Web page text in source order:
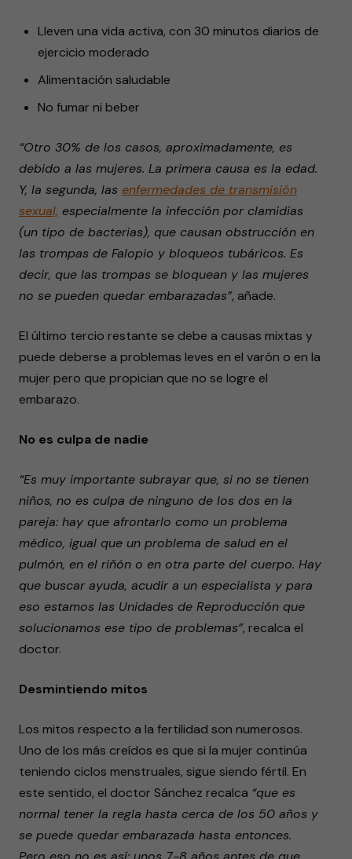
Lleven una vida activa, con 30 minutos diarios de
ejercicio moderado
Alimentación saludable
No fumar ni beber
“Otro 30% de los casos, aproximadamente, es
debido a las mujeres. La primera causa es la edad.
Y, la segunda, las enfermedades de transmisión
sexual, especialmente la infección por clamidias
(un tipo de bacterias), que causan obstrucción en
las trompas de Falopio y bloqueos tubáricos. Es
decir, que las trompas se bloquean y las mujeres
no se pueden quedar embarazadas”, añade.
El último tercio restante se debe a causas mixtas y
puede deberse a problemas leves en el varón o en la
mujer pero que propician que no se logre el
embarazo.
No es culpa de nadie
“Es muy importante subrayar que, si no se tienen
niños, no es culpa de ninguno de los dos en la
pareja: hay que afrontarlo como un problema
médico, igual que un problema de salud en el
pulmón, en el riñón o en otra parte del cuerpo. Hay
que buscar ayuda, acudir a un especialista y para
eso estamos las Unidades de Reproducción que
solucionamos ese tipo de problemas”, recalca el
doctor.
Desmintiendo mitos
Los mitos respecto a la fertilidad son numerosos.
Uno de los más creídos es que si la mujer continúa
teniendo ciclos menstruales, sigue siendo fértil. En
este sentido, el doctor Sánchez recalca “que es
normal tener la regla hasta cerca de los 50 años y
se puede quedar embarazada hasta entonces.